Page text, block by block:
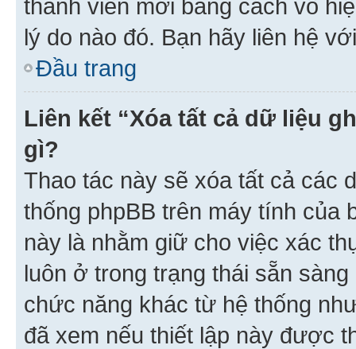
thành viên mới bằng cách vô
lý do nào đó. Bạn hãy liên hệ
Đầu trang
Liên kết “Xóa tất cả dữ liệu
gì?
Thao tác này sẽ xóa tất cả các
thống phpBB trên máy tính của
này là nhằm giữ cho việc xác
luôn ở trong trạng thái sẵn
chức năng khác từ hệ thống
đã xem nếu thiết lập này được